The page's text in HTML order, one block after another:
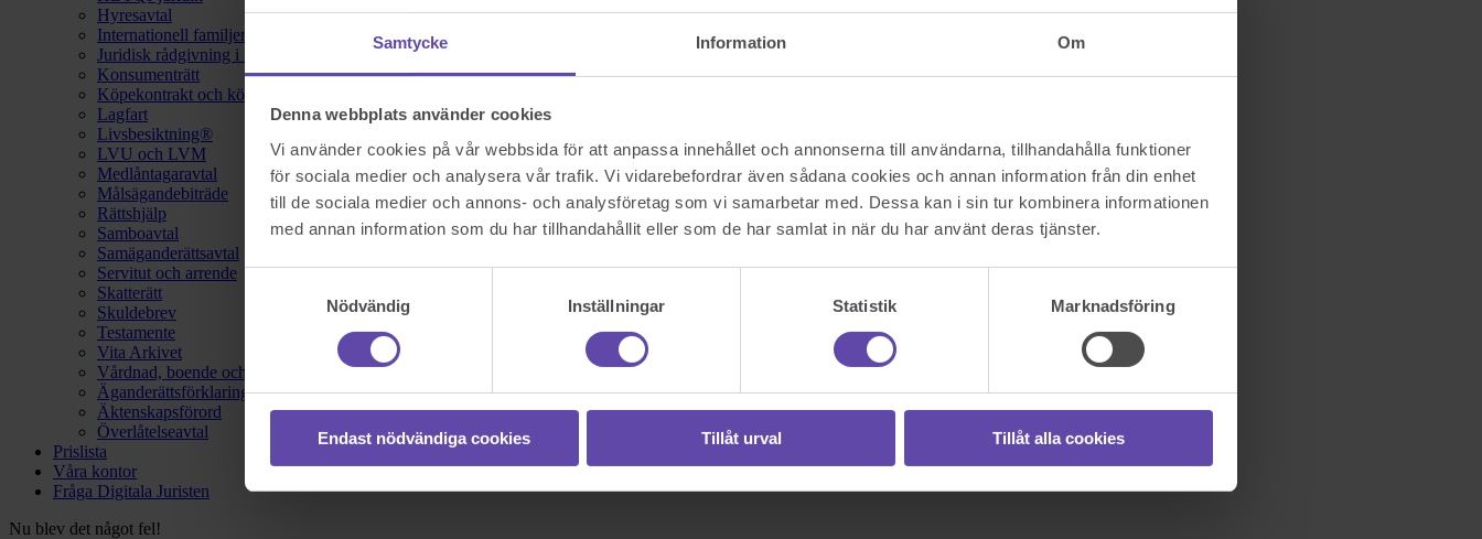
Samtycke Information Om
Denna webbplats använder cookies
Vi använder cookies på vår webbsida för att anpassa innehållet och annonserna till användarna, tillhandahålla funktioner
för sociala medier och analysera vår trafik. Vi vidarebefordrar även sådana cookies och annan information från din enhet
till de sociala medier och annons- och analysföretag som vi samarbetar med. Dessa kan i sin tur kombinera informationen
med annan information som du har tillhandahållit eller som de har samlat in när du har använt deras tjänster.
Nödvändig
Inställningar Statistik Marknadsföring
Endast nödvändiga cookies Tillåt urval Tillåt alla cookies
Hyresavtal
Internationell familjerätt
Juridisk rådgivning i hemförsäkring
Konsumenträtt
Köpekontrakt och köpebrev
Lagfart
Livsbesiktning®
LVU och LVM
Medlåntagaravtal
Målsägandebiträde
Rättshjälp
Samboavtal
Samäganderättsavtal
Servitut och arrende
Skatterätt
Skuldebrev
Testamente
Vita Arkivet
Vårdnad, boende och umgänge
Äganderättsförklaring
Äktenskapsförord
Överlåtelseavtal
Prislista
Våra kontor
Fråga Digitala Juristen
Nu blev det något fel!